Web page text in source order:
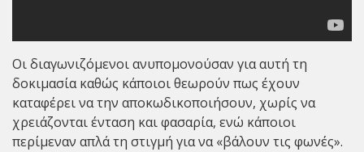
Οι διαγωνιζόμενοι ανυπομονούσαν για αυτή τη
δοκιμασία καθώς κάποιοι θεωρούν πως έχουν
καταφέρει να την αποκωδικοποιήσουν, χωρίς να
χρειάζονται ένταση και φασαρία, ενώ κάποιοι
περίμεναν απλά τη στιγμή για να «βάλουν τις φωνές».